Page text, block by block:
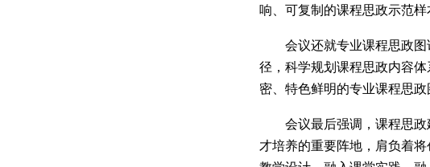
响、可复制的课程思政示范样
会议还就专业课程思政
径，科学规划课程思政内容
密、特色鲜明的专业课程思
会议最后强调，课程思
才培养的重要阵地，肩负着